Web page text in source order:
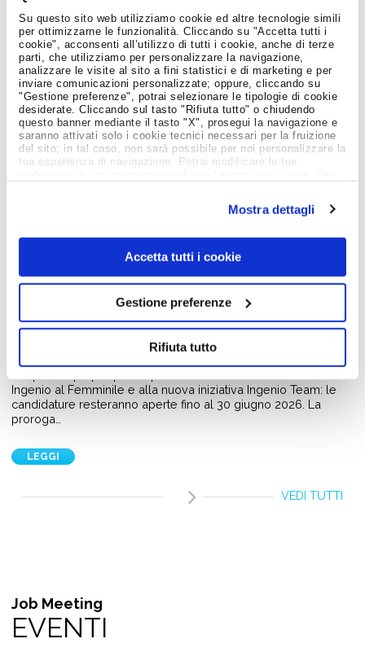
Su questo sito web utilizziamo cookie ed altre tecnologie simili
per ottimizzarne le funzionalità. Cliccando su "Accetta tutti i
cookie", acconsenti all’utilizzo di tutti i cookie, anche di terze
parti, che utilizziamo per personalizzare la navigazione,
analizzare le visite al sito a fini statistici e di marketing e per
inviare comunicazioni personalizzate; oppure, cliccando su
"Gestione preferenze", potrai selezionare le tipologie di cookie
desiderate. Cliccando sul tasto "Rifiuta tutto" o chiudendo
questo banner mediante il tasto "X", prosegui la navigazione e
saranno attivati solo i cookie tecnici necessari per la fruizione
del sito; in tal caso, non sarà possibile per noi personalizzare la
tua esperienza di navigazione. Potrai modificare le tue
Mostra dettagli
Accetta tutti i cookie
Gestione preferenze
Rifiuta tutto
Notizie dal Mondo del Lavoro
Giovani e Lavoro
PREMIO INGENIO AL FEMMINILE 2026:
CANDIDATURE APERTE FINO AL 30 GIUGNO. PIÙ
TEMPO ANCHE PER LA NUOVA SFIDA INGENIO
TEAM
Ingenio al Femminile e alla nuova iniziativa Ingenio Team: le
candidature resteranno aperte fino al 30 giugno 2026. La
proroga…
LEGGI
VEDI TUTTI
Job Meeting
EVENTI